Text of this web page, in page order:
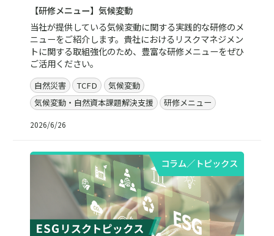
【研修メニュー】気候変動
当社が提供している気候変動に関する実践的な研修のメ
ニューをご紹介します。貴社におけるリスクマネジメン
トに関する取組強化のため、豊富な研修メニューをぜひ
ご活用ください。
自然災害 TCFD
気候変動
気候変動・自然資本課題解決支援
研修メニュー
2026/6/26
コラム／トピックス